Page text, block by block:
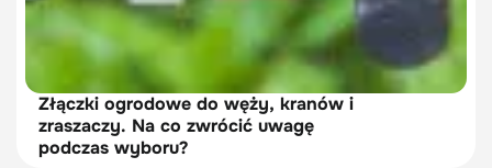
Złączki ogrodowe do węży, kranów i
zraszaczy. Na co zwrócić uwagę
podczas wyboru?